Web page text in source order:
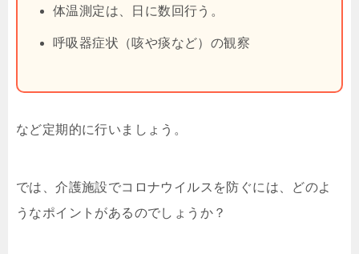
体温測定は、日に数回行う。
呼吸器症状（咳や痰など）の観察
など定期的に行いましょう。
では、介護施設でコロナウイルスを防ぐには、どのよ
うなポイントがあるのでしょうか？